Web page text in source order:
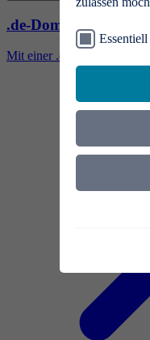
Essentiell
.de-Domains
Mit einer .de-Domain